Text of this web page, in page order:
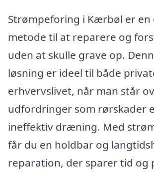
Strømpeforing i Kærbøl er en
metode til at reparere og
uden at skulle grave op.
løsning er ideel til både
erhvervslivet, når man står
udfordringer som rørskader
ineffektiv dræning. Med
får du en holdbar og
reparation, der sparer tid og